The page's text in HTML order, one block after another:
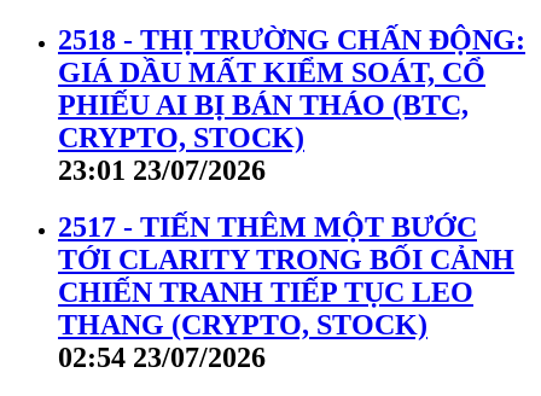
2518 - THỊ TRƯỜNG CHẤN ĐỘNG:
GIÁ DẦU MẤT KIỂM SOÁT, CỔ
PHIẾU AI BỊ BÁN THÁO (BTC,
CRYPTO, STOCK)
23:01 23/07/2026
2517 - TIẾN THÊM MỘT BƯỚC
TỚI CLARITY TRONG BỐI CẢNH
CHIẾN TRANH TIẾP TỤC LEO
THANG (CRYPTO, STOCK)
02:54 23/07/2026